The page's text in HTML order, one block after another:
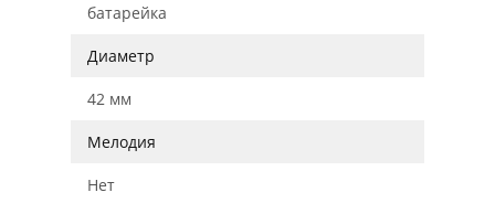
батарейка
Диаметр
42 мм
Мелодия
Нет